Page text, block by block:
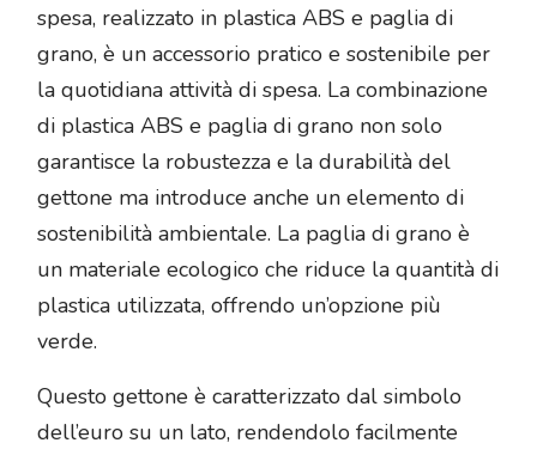
spesa, realizzato in plastica ABS e paglia di
grano, è un accessorio pratico e sostenibile per
la quotidiana attività di spesa. La combinazione
di plastica ABS e paglia di grano non solo
garantisce la robustezza e la durabilità del
gettone ma introduce anche un elemento di
sostenibilità ambientale. La paglia di grano è
un materiale ecologico che riduce la quantità di
plastica utilizzata, offrendo un’opzione più
verde.
Questo gettone è caratterizzato dal simbolo
dell’euro su un lato, rendendolo facilmente